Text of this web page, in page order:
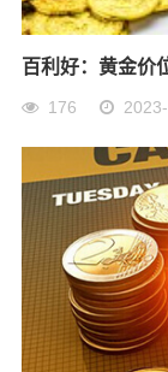
百利好：黄金价
176